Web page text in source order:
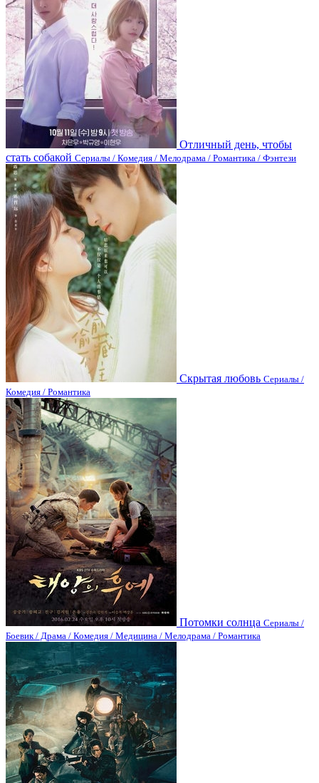
Отличный день, чтобы
стать собакой Сериалы / Комедия / Мелодрама / Романтика / Фэнтези
Скрытая любовь Сериалы /
Комедия / Романтика
Потомки солнца Сериалы /
Боевик / Драма / Комедия / Медицина / Мелодрама / Романтика